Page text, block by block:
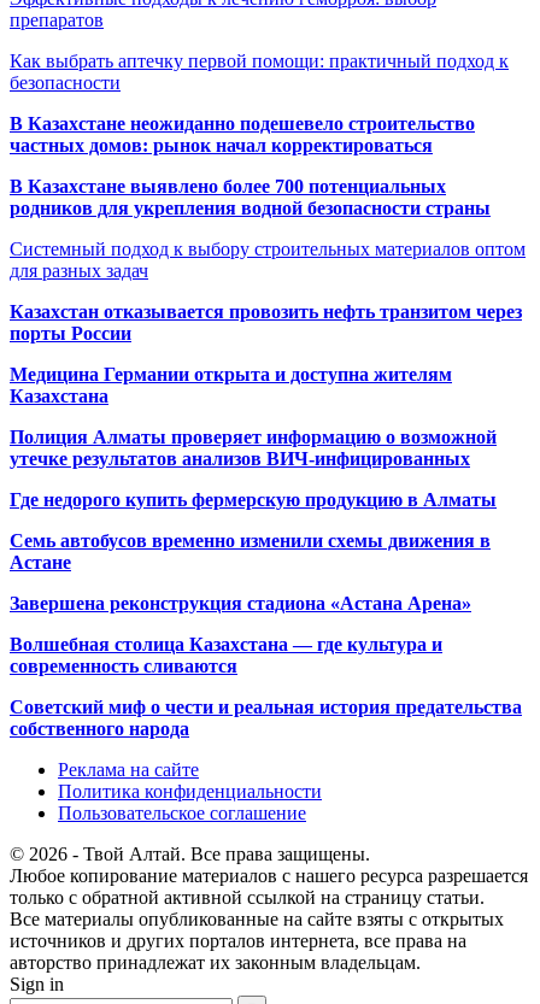
препаратов
Как выбрать аптечку первой помощи: практичный подход к
безопасности
В Казахстане неожиданно подешевело строительство
частных домов: рынок начал корректироваться
В Казахстане выявлено более 700 потенциальных
родников для укрепления водной безопасности страны
Системный подход к выбору строительных материалов оптом
для разных задач
Казахстан отказывается провозить нефть транзитом через
порты России
Медицина Германии открыта и доступна жителям
Казахстана
Полиция Алматы проверяет информацию о возможной
утечке результатов анализов ВИЧ-инфицированных
Где недорого купить фермерскую продукцию в Алматы
Семь автобусов временно изменили схемы движения в
Астане
Завершена реконструкция стадиона «Астана Арена»
Волшебная столица Казахстана — где культура и
современность сливаются
Советский миф о чести и реальная история предательства
собственного народа
Реклама на сайте
Политика конфиденциальности
Пользовательское соглашение
© 2026 - Твой Алтай. Все права защищены.
Любое копирование материалов с нашего ресурса разрешается
только с обратной активной ссылкой на страницу статьи.
Все материалы опубликованные на сайте взяты с открытых
источников и других порталов интернета, все права на
авторство принадлежат их законным владельцам.
Sign in